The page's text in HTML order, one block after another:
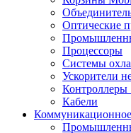
Оптические
Процессоры
Системы
Ускорители
Контроллеры
Кабели